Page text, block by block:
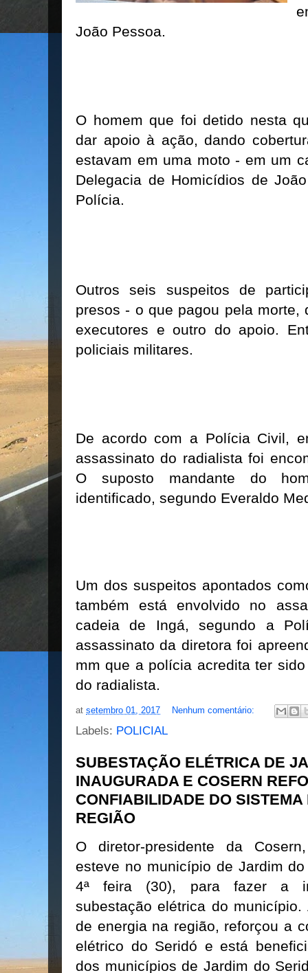
João Pessoa.
O homem que foi detido nesta
dar apoio à ação, dando
estavam em uma moto - em um
Delegacia de Homicídios de
Polícia.
Outros seis suspeitos de
presos - o que pagou pela morte,
executores e outro do apoio.
policiais militares.
De acordo com a Polícia Civil,
assassinato do radialista foi
O suposto mandante do
identificado, segundo Everaldo
Um dos suspeitos apontados
também está envolvido no
cadeia de Ingá, segundo a
assassinato da diretora foi
mm que a polícia acredita ter
do radialista.
at setembro 01, 2017 Nenhum comentário:
Labels: POLICIAL
SUBESTAÇÃO ELÉTRICA DE
INAUGURADA E COSERN
CONFIABILIDADE DO SISTEMA
REGIÃO
O diretor-presidente da
esteve no município de Jardim
4ª feira (30), para fazer a
subestação elétrica do
de energia na região, reforçou a
elétrico do Seridó e está
dos municípios de Jardim do